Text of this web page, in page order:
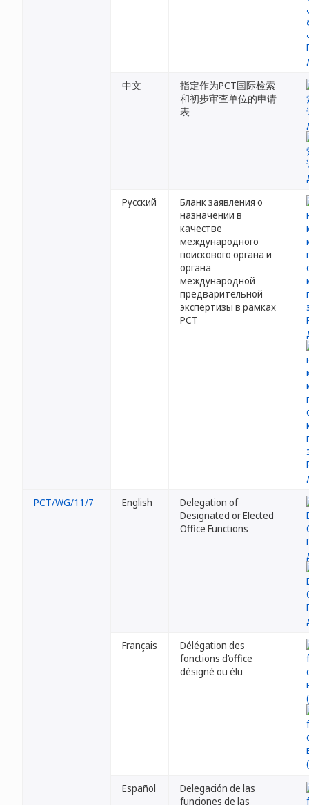
中文
指定作为PCT国际检索
和初步审查单位的申请
表
Русский
Бланк заявления о
назначении в
качестве
международного
поискового органа и
органа
международной
предварительной
экспертизы в рамках
PCT
PCT/WG/11/7 English
Delegation of
Designated or Elected
Office Functions
Français
Délégation des
fonctions d’office
désigné ou élu
Español
Delegación de las
funciones de las